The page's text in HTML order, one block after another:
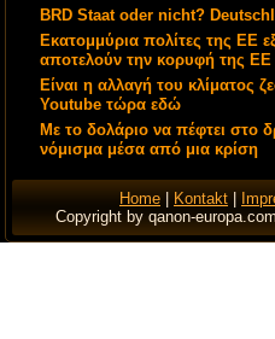
BRD Staat oder nicht?
Εκατομμύρια πολίτες της ΕΕ
αποτελούν την κορυφή της ΕΕ
Είναι η αλλαγή του κλίματος
Youtube τώρα εδώ
Με το δολάριο να πέφτει στο
νόμισμα μέσα από μια κρίση
Home Kontakt
Copyright by qanon-